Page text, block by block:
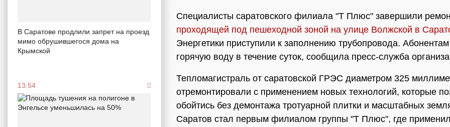
В Саратове продлили запрет на проезд
мимо обрушившегося дома на
Крымской
13:54
Специалисты саратовского филиала "Т Плюс" завершили
проходящей под пешеходной зоной на улице Волжской в
Энергетики приступили к заполнению трубопровода.
горячую воду в течение суток, сообщила пресс-служба
Тепломагистраль от саратовской ГРЭС диаметром 325
отремонтировали с применением новых технологий, которые
обойтись без демонтажа тротуарной плитки и масштабных
Саратов стал первым филиалом группы "Т Плюс", где